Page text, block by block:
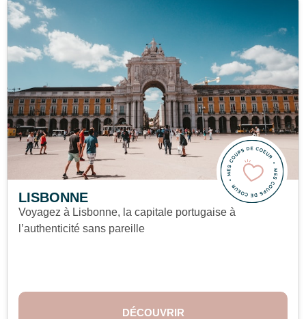
LISBONNE
Voyagez à Lisbonne, la capitale portugaise à
l’authenticité sans pareille
DÉCOUVRIR